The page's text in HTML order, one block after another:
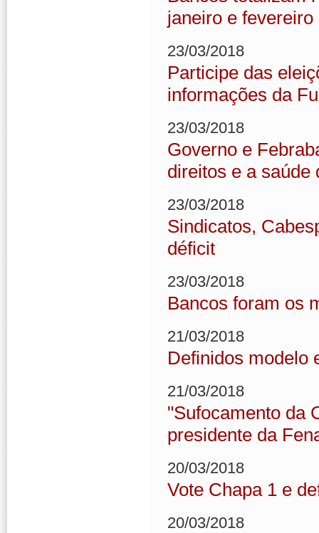
janeiro e fevereiro
23/03/2018
Participe das
informações da
23/03/2018
Governo e
direitos e a saúde
23/03/2018
Sindicatos,
déficit
23/03/2018
Bancos foram os
21/03/2018
Definidos modelo
21/03/2018
"Sufocamento da
presidente da
20/03/2018
Vote Chapa 1 e
20/03/2018